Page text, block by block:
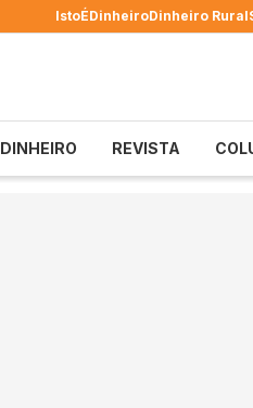
IstoÉDinheiroDinheiro Rural
DINHEIRO REVISTA